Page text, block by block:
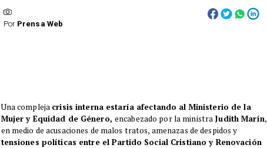
Por Prensa Web
Una compleja crisis interna estaría afectando al Ministerio de la
Mujer y Equidad de Género, encabezado por la ministra Judith Marín,
en medio de acusaciones de malos tratos, amenazas de despidos y
tensiones políticas entre el Partido Social Cristiano y Renovación